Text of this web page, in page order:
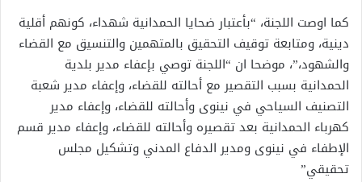
كما اوصت اللجنة، “بأعتبار ضحايا الحمدانية شهداء، كونهم أقلية
دينية، ومتابعة توقيف التحقيق بالمتهمين والتنسيق مع القضاء
والشهود،”، موضحا ان “اللجنة توصي بإعفاء مدير بلدية
الحمدانية بسبب التقصير مع أحالته للقضاء، وإعفاء مدير شعبة
التصنيف السياحي في نينوى وأحالته للقضاء، وإعفاء مدير
كهرباء الحمدانية بعد تقصيره وأحالته للقضاء، وإعفاء مدير قسم
الإطفاء في نينوى ومدير الدفاع المدني وتشكيل مجلس
تحقيقي”